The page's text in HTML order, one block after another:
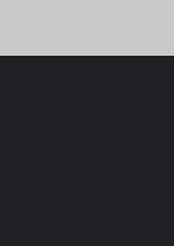
Tangerang